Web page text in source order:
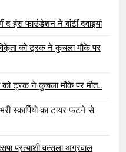
द हंस फाउंडेशन ने बांटीं दवाइयां
को ट्रक ने कुचला मौके पर
को ट्रक ने कुचला मौके पर मौत..
स्कार्पियो का टायर फटने से
प्रत्याशी वत्सला अग्रवाल